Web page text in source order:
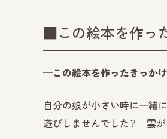
■この絵本を作っ
─この絵本を作ったきっか
自分の娘が小さい時に一緒
遊びしませんでした？ 雲が